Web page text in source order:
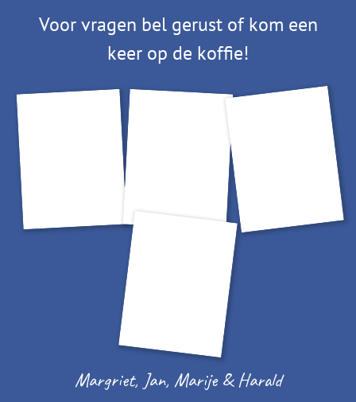
Voor vragen bel gerust of kom een
keer op de koffie!
Margriet, Jan, Marije & Harald